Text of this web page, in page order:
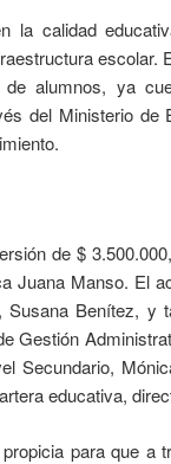
la calidad
alumnos, ya
del Ministerio de
de $
Juana Manso. El
Benítez, y
Gestión
Secundario,
educativa,
para que a